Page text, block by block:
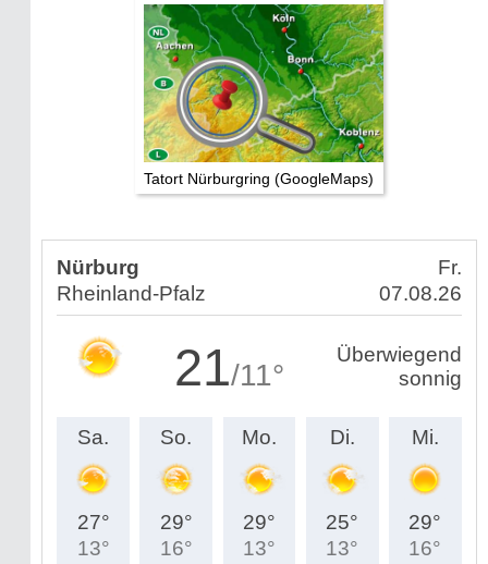
Tatort Nürburgring (GoogleMaps)